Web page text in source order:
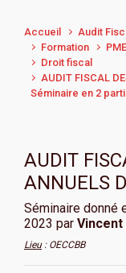
Accueil Audit
Formation
PME
Droit fiscal
AUDIT FISCAL
Séminaire en 2
AUDIT
ANNUELS
Séminaire donné
2023 par Vincent
Lieu: OECCBB